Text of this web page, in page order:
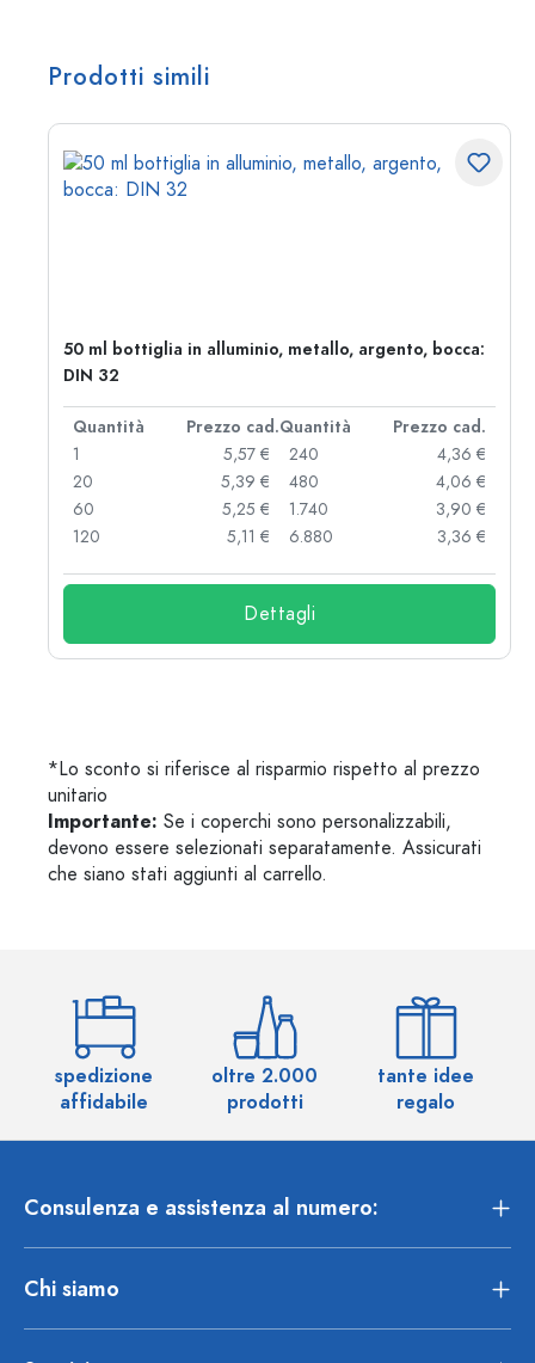
Prodotti simili
50 ml bottiglia in alluminio, metallo, argento, bocca:
DIN 32
Quantità Prezzo cad.Quantità
Prezzo cad.
1
5,57 €
20
5,39 €
60
5,25 €
120
5,11 €
240
4,36 €
480
4,06 €
1.740
3,90 €
6.880
3,36 €
Dettagli
*Lo sconto si riferisce al risparmio rispetto al prezzo
unitario
Importante: Se i coperchi sono personalizzabili,
devono essere selezionati separatamente. Assicurati
che siano stati aggiunti al carrello.
spedizione
affidabile
oltre 2.000
prodotti
tante idee
regalo
Consulenza e assistenza al numero:
Chi siamo